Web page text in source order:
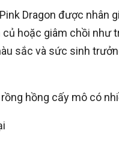
Dragon được nhân
hoặc giâm chồi như
sắc và sức sinh
hồng cấy mô có